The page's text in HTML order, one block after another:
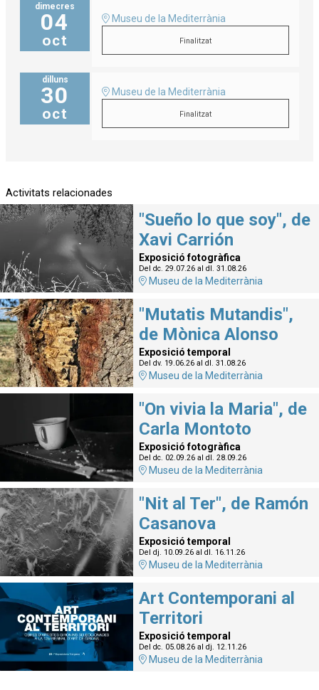
dimecres
04
oct
Museu de la Mediterrània
Finalitzat
dilluns
30
oct
Museu de la Mediterrània
Finalitzat
Activitats relacionades
"Sueño lo que soy", de
Xavi Carrión
Exposició fotogràfica
Del dc. 29.07.26al dl. 31.08.26
Museu de la Mediterrània
"Mutatis Mutandis",
de Mònica Alonso
Exposició temporal
Del dv. 19.06.26al dl. 31.08.26
Museu de la Mediterrània
"On vivia la Maria", de
Carla Montoto
Exposició fotogràfica
Del dc. 02.09.26al dl. 28.09.26
Museu de la Mediterrània
"Nit al Ter", de Ramón
Casanova
Exposició temporal
Del dj. 10.09.26al dl. 16.11.26
Museu de la Mediterrània
Art Contemporani al
Territori
Exposició temporal
Del dc. 05.08.26al dj. 12.11.26
Museu de la Mediterrània